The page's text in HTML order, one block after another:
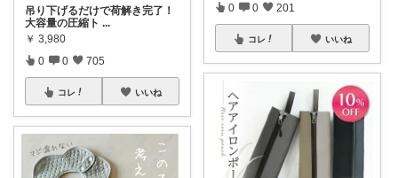
吊り下げるだけで荷解き完了！
大容量の圧縮ト ...
￥ 3,980
0 0 705
コレ いいね
0 0 201
コレ いいね